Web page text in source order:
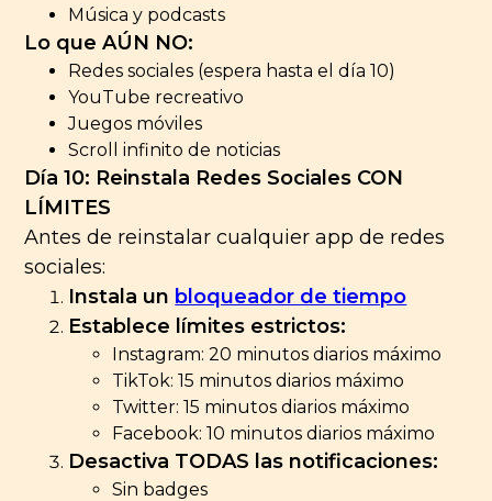
Música y podcasts
Lo que AÚN NO:
Redes sociales (espera hasta el día 10)
YouTube recreativo
Juegos móviles
Scroll infinito de noticias
Día 10: Reinstala Redes Sociales CON
LÍMITES
Antes de reinstalar cualquier app de redes
sociales:
Instala un bloqueador de tiempo
Establece límites estrictos:
Instagram: 20 minutos diarios máximo
TikTok: 15 minutos diarios máximo
Twitter: 15 minutos diarios máximo
Facebook: 10 minutos diarios máximo
Desactiva TODAS las notificaciones:
Sin badges